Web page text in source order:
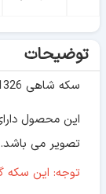
توضیحات
سکه شاهی 1326 - AU58 - محمد علی شاه
این محصول
تصویر می باشد.
توجه: این سکه